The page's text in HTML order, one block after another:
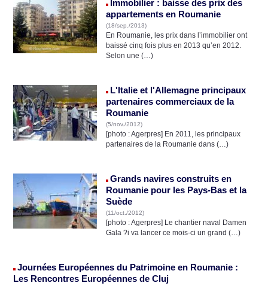
Immobilier : baisse des prix des
appartements en Roumanie
(18/sep./2013)
En Roumanie, les prix dans l’immobilier ont
baissé cinq fois plus en 2013 qu’en 2012.
Selon une (…)
L'Italie et l'Allemagne principaux
partenaires commerciaux de la
Roumanie
(5/nov./2012)
[photo : Agerpres] En 2011, les principaux
partenaires de la Roumanie dans (…)
Grands navires construits en
Roumanie pour les Pays-Bas et la
Suède
(11/oct./2012)
[photo : Agerpres] Le chantier naval Damen
Gala ?i va lancer ce mois-ci un grand (…)
Journées Européennes du Patrimoine en Roumanie :
Les Rencontres Européennes de Cluj